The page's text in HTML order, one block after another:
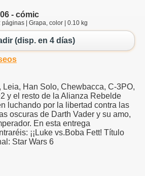
- cómic
| Grapa, color | 0.10 kg
(disp. en 4 días)
Leia, Han Solo, Chewbacca, C-3PO,
y el resto de la Alianza Rebelde
luchando por la libertad contra las
oscuras de Darth Vader y su amo,
En esta entrega
¡¡Luke vs.Boba Fett! Título
Star Wars 6